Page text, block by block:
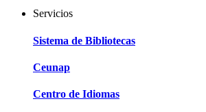
Servicios
Sistema de Bibliotecas
Ceunap
Centro de Idiomas